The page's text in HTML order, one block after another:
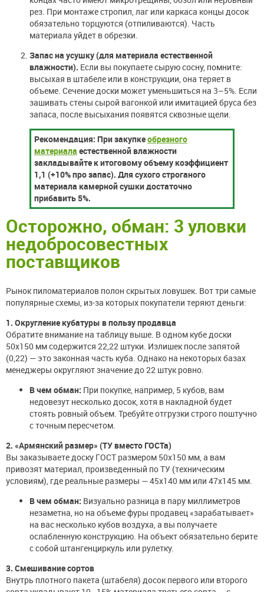
рез. При монтаже стропил, лаг или каркаса концы досок
обязательно торцуются (отпиливаются). Часть
материала уйдет в обрезки.
Запас на усушку (для материала естественной
влажности). Если вы покупаете сырую сосну, помните:
высыхая в штабеле или в конструкции, она теряет в
объеме. Сечение доски может уменьшиться на 3–5%. Если
зашивать стены сырой вагонкой или имитацией бруса без
запаса, после высыхания появятся сквозные щели.
Рекомендация: При закупкеобрезного
материала естественной влажности
закладывайте к итоговому объему коэффициент
1,1 (+10% про запас). Для сухого строганого
материала камерной сушки достаточно
прибавить 5%.
Осторожно, обман: 3 уловки
недобросовестных
поставщиков
Рынок пиломатериалов полон скрытых ловушек. Вот три самые
популярные схемы, из-за которых покупатели теряют деньги:
1. Округление кубатуры в пользу продавца
Обратите внимание на таблицу выше. В одном кубе доски
50х150 мм содержится 22,22 штуки. Излишек после запятой
(0,22) — это законная часть куба. Однако на некоторых базах
менеджеры округляют значение до 22 штук ровно.
В чем обман: При покупке, например, 5 кубов, вам
недовезут несколько досок, хотя в накладной будет
стоять ровный объем. Требуйте отгрузки строго поштучно
с точным пересчетом.
2. «Армянский размер» (ТУ вместо ГОСТа)
Вы заказываете доску ГОСТ размером 50х150 мм, а вам
привозят материал, произведенный по ТУ (техническим
условиям), где реальные размеры — 45х140 мм или 47х145 мм.
В чем обман: Визуально разница в пару миллиметров
незаметна, но на объеме фуры продавец «зарабатывает»
на вас несколько кубов воздуха, а вы получаете
ослабленную конструкцию. На объект обязательно берите
с собой штангенциркуль или рулетку.
3. Смешивание сортов
Внутрь плотного пакета (штабеля) досок первого или второго